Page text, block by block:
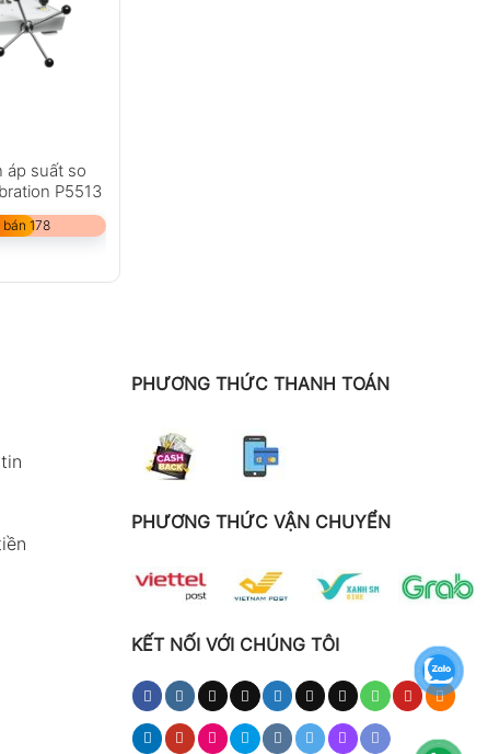
áp suất so
P5513
178
PHƯƠNG THỨC THANH TOÁN
PHƯƠNG THỨC VẬN CHUYỂN
KẾT NỐI VỚI CHÚNG TÔI